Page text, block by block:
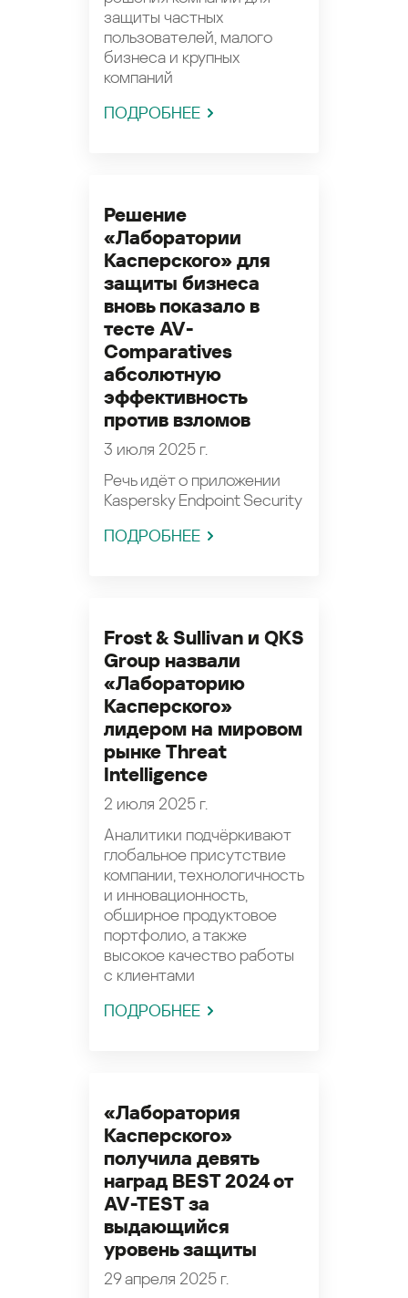
защиты частных
пользователей, малого
бизнеса и крупных
компаний
ПОДРОБНЕЕ
Решение
«Лаборатории
Касперского» для
защиты бизнеса
вновь показало в
тесте AV-
Comparatives
абсолютную
эффективность
против взломов
3 июля 2025 г.
Речь идёт о приложении
Kaspersky Endpoint Security
ПОДРОБНЕЕ
Frost & Sullivan и QKS
Group назвали
«Лабораторию
Касперского»
лидером на мировом
рынке Threat
Intelligence
2 июля 2025 г.
Аналитики подчёркивают
глобальное присутствие
компании, технологичность
и инновационность,
обширное продуктовое
портфолио, а также
высокое качество работы
с клиентами
ПОДРОБНЕЕ
«Лаборатория
Касперского»
получила девять
наград BEST 2024 от
AV-TEST за
выдающийся
уровень защиты
29 апреля 2025 г.